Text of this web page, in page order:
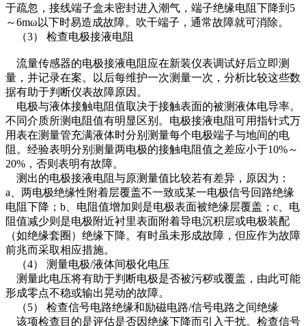
于疏忽，接线端子盒未密封进入潮气，端子绝缘电阻下降到5
～6mω以下时易造成故障。吹干端子，通常故障就可消除。
（3） 检查电极接液电阻
流量传感器的电极接液电阻应在新装仪表调试好后立即测
量，并记录在案。以后每维护一次测量一次，分析比较这些数
据有助于判断仪表故障原因。
电极与液体接触电阻值取决于接触表面的被测液体电导率。
不同介质所测电阻值有明显区别。电极接液电阻可用指针式万
用表在测量管充满液体时分别测量每个电极端子与地间的电
阻。经验表明分别测量两电极的接触电阻值之差应小于10%～
20%，否则表明有故障。
测出的电极接液电阻与原测量值比较若有差异，原因为：
a、两电极绝缘性附着层覆盖不一致或某一电极信号回路绝缘
电阻下降；b、电阻值增加则是电极表面被绝缘层覆盖；c、电
阻值减少则是电极附近衬里表面附着导电沉积层或电极装配
（如绝缘套圈）绝缘下降。有时虽未形成故障，但应作为故障
前兆而采取相应措施。
（4） 测量电极/液体间极化电压
测量此电压将有助于判断电极是否被污秽或覆盖，由此可能
形成零点不稳或输出晃动的故障。
（5） 检查信号电路绝缘和励磁电路/信号电路之间绝缘
该项检查目的是评估是否因绝缘下降而引入干扰。检查信号